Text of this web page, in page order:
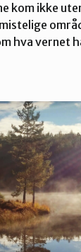
kom ikke
hva vernet